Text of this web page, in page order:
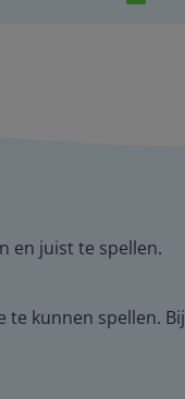
en juist te spellen.
kunnen spellen.